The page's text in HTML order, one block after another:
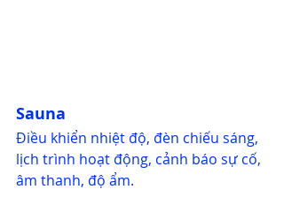
Sauna
Điều khiển nhiệt độ, đèn chiếu sáng,
lịch trình hoạt động, cảnh báo sự cố,
âm thanh, độ ẩm.